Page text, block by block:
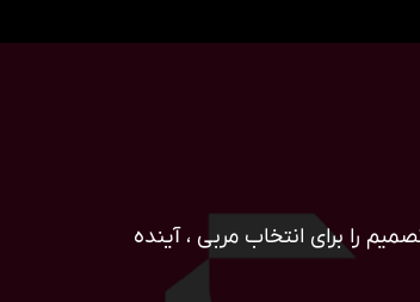
را برای انتخاب مربی ، آینده